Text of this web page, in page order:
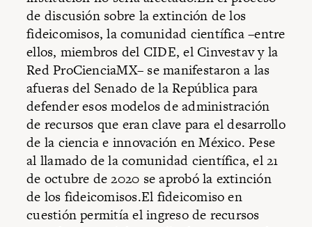
de discusión sobre la extinción de los
fideicomisos, la comunidad científica –entre
ellos, miembros del CIDE, el Cinvestav y la
Red ProCienciaMX– se manifestaron a las
afueras del Senado de la República para
defender esos modelos de administración
de recursos que eran clave para el desarrollo
de la ciencia e innovación en México. Pese
al llamado de la comunidad científica, el 21
de octubre de 2020 se aprobó la extinción
de los fideicomisos.El fideicomiso en
cuestión permitía el ingreso de recursos